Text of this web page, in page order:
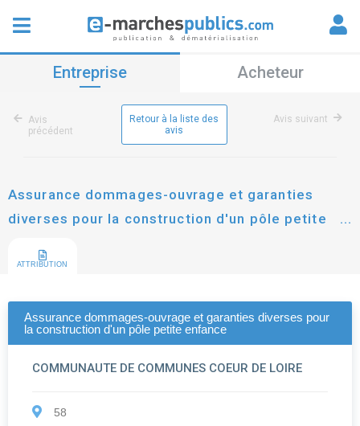
Entreprise Acheteur
Avis
précédent
Retour à la liste des
avis
Avis suivant
Assurance dommages-ouvrage et garanties
diverses pour la construction d'un pôle petite
ATTRIBUTION
Assurance dommages-ouvrage et garanties diverses pour
la construction d'un pôle petite enfance
COMMUNAUTE DE COMMUNES COEUR DE LOIRE
58